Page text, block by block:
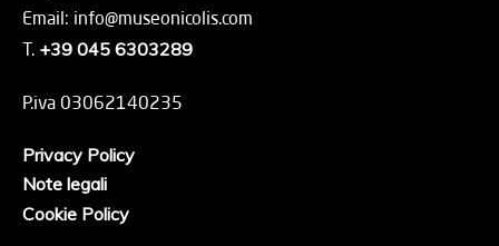
Email: info@museonicolis.com
T. +39 045 6303289
P.iva 03062140235
Privacy Policy
Note legali
Cookie Policy